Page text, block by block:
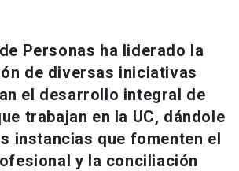
keyboard_arrow_down
launch
Personas ha liderado la
de diversas iniciativas
el desarrollo integral de
trabajan en la UC, dándole
instancias que fomenten el
y la conciliación